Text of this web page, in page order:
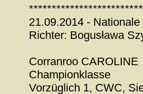
21.09.2014 -
Richter: Bogusława
Corranroo CAROLINE
Championklasse
Vorzüglich 1, CWC,